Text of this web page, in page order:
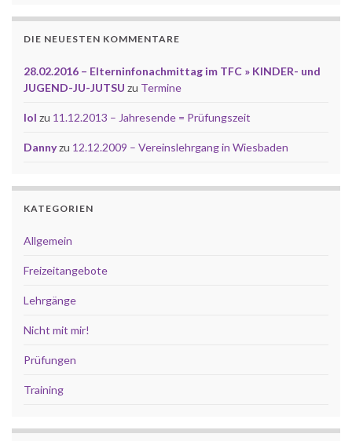
DIE NEUESTEN KOMMENTARE
28.02.2016 – Elterninfonachmittag im TFC » KINDER- und
JUGEND-JU-JUTSU zu Termine
lol zu 11.12.2013 – Jahresende = Prüfungszeit
Dannyzu 12.12.2009 – Vereinslehrgang in Wiesbaden
KATEGORIEN
Allgemein
Freizeitangebote
Lehrgänge
Nicht mit mir!
Prüfungen
Training